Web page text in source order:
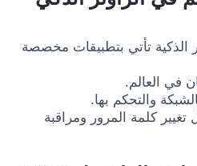
الذكية تأتي بتطبيقات مخصصة
في العالم.
والتحكم بها.
كلمة المرور ومراقبة